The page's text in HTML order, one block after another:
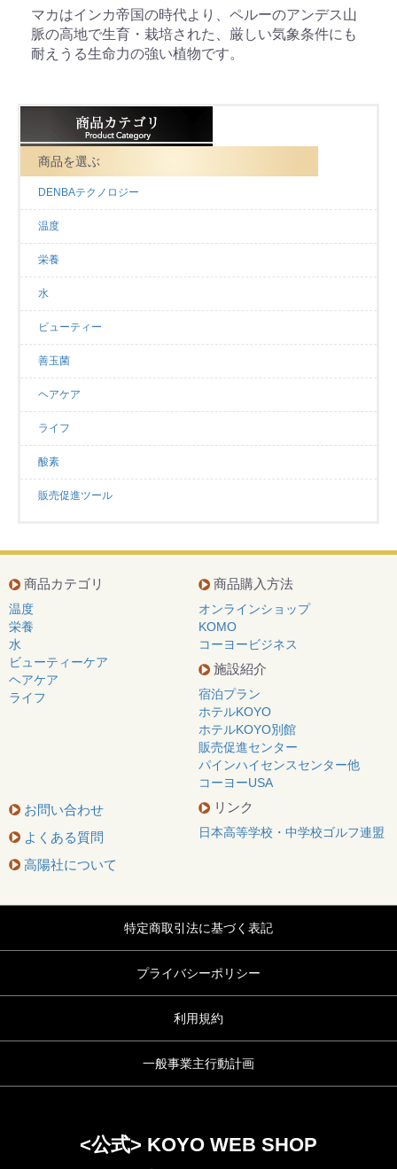
マカはインカ帝国の時代より、ペルーのアンデス山
脈の高地で生育・栽培された、厳しい気象条件にも
耐えうる生命力の強い植物です。
商品を選ぶ
DENBAテクノロジー
温度
栄養
水
ビューティー
善玉菌
ヘアケア
ライフ
酸素
販売促進ツール
商品カテゴリ
温度
栄養
水
ビューティーケア
ヘアケア
ライフ
商品購入方法
オンラインショップ
KOMO
コーヨービジネス
施設紹介
宿泊プラン
ホテルKOYO
ホテルKOYO別館
販売促進センター
パインハイセンスセンター他
コーヨーUSA
お問い合わせ
よくある質問
高陽社について
リンク
日本高等学校・中学校ゴルフ連盟
特定商取引法に基づく表記
プライバシーポリシー
利用規約
一般事業主行動計画
<公式> KOYO WEB SHOP